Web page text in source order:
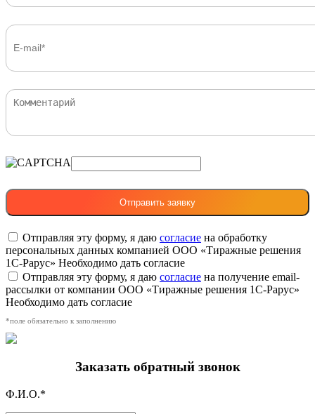
Отправляя эту форму, я даю согласие на обработку
персональных данных компанией ООО «Тиражные решения
1С-Рарус» Необходимо дать согласие
Отправляя эту форму, я даю согласие на получение email-
рассылки от компании ООО «Тиражные решения 1С-Рарус»
Необходимо дать согласие
*поле обязательно к заполнению
Заказать обратный звонок
Ф.И.О.*